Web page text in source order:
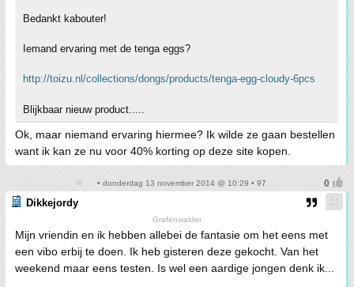
Bedankt kabouter!
Iemand ervaring met de tenga eggs?
http://toizu.nl/collections/dongs/products/tenga-egg-cloudy-6pcs
Blijkbaar nieuw product.....
Ok, maar niemand ervaring hiermee? Ik wilde ze gaan bestellen
want ik kan ze nu voor 40% korting op deze site kopen.
• donderdag 13 november 2014 @ 10:29 • 97
Dikkejordy
Grafenwalder
Mijn vriendin en ik hebben allebei de fantasie om het eens met
een vibo erbij te doen. Ik heb gisteren deze gekocht. Van het
weekend maar eens testen. Is wel een aardige jongen denk ik...